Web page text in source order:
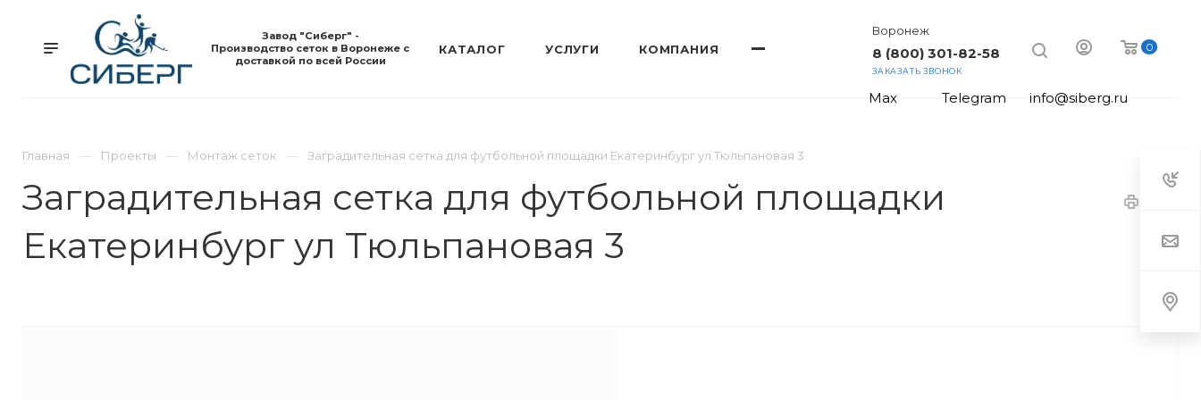
0
Воронеж
8 (800) 301-82-58
ЗАКАЗАТЬ ЗВОНОК
Max Telegram info@siberg.ru
Завод "Сиберг" -
Производство сеток в Воронеже с
доставкой по всей России
КАТАЛОГ УСЛУГИ КОМПАНИЯ
Главная Проекты Монтаж сеток Заградительная сетка для футбольной площадки Екатеринбург ул Тюльпановая 3
Заградительная сетка для футбольной площадки
Екатеринбург ул Тюльпановая 3